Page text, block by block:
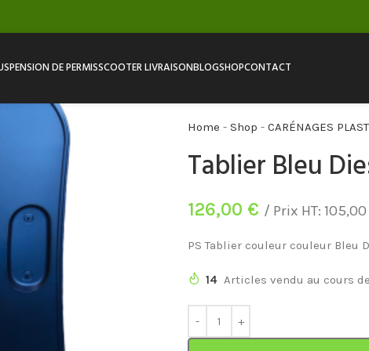
DE PERMISSCOOTER LIVRAISONBLOGSHOPCONTACT
Home - Shop - CARÉNAGES
Tablier Bleu
126,00 € / Prix HT: 105,00
PS Tablier couleur couleur Bleu
14 Articles vendu au cours